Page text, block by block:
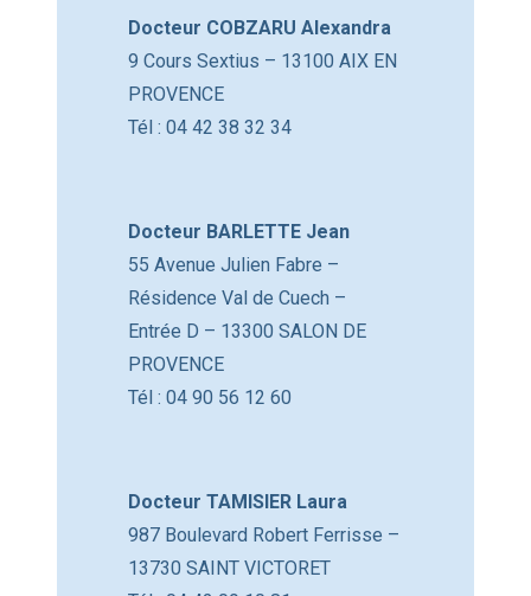
Docteur COBZARU Alexandra
9 Cours Sextius – 13100 AIX EN
PROVENCE
Tél : 04 42 38 32 34
Docteur BARLETTE Jean
55 Avenue Julien Fabre –
Résidence Val de Cuech –
Entrée D – 13300 SALON DE
PROVENCE
Tél : 04 90 56 12 60
Docteur TAMISIER Laura
987 Boulevard Robert Ferrisse –
13730 SAINT VICTORET